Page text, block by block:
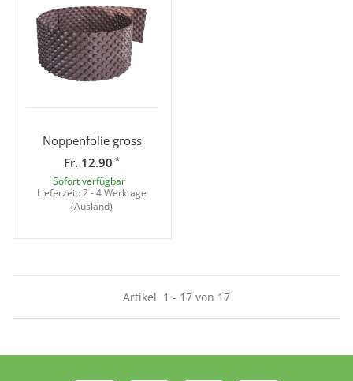
Noppenfolie gross
Fr. 12.90 *
Sofort verfügbar
Lieferzeit:2 - 4 Werktage
(Ausland)
Artikel 1 - 17 von 17